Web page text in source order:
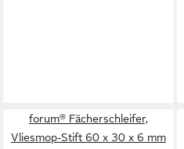
forum® Fächerschleifer,
Vliesmop-Stift 60 x 30 x 6 mm